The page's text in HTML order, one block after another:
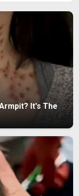
It's The